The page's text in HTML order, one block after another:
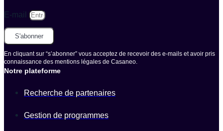
E-mail
S'abonner
En cliquant sur “s’abonner” vous acceptez de recevoir des e-mails et avoir pris
connaissance des mentions légales de Casaneo.
Notre plateforme
Recherche de partenaires
Gestion de programmes